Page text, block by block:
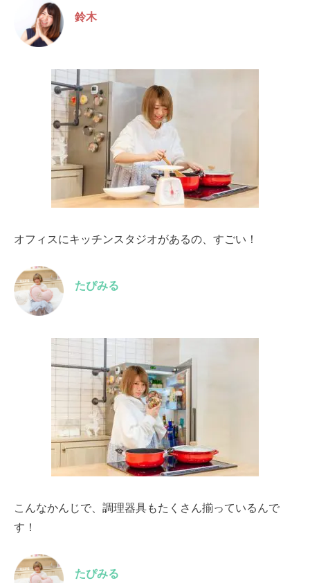
鈴木
オフィスにキッチンスタジオがあるの、すごい！
たぴみる
こんなかんじで、調理器具もたくさん揃っているんで
す！
たぴみる